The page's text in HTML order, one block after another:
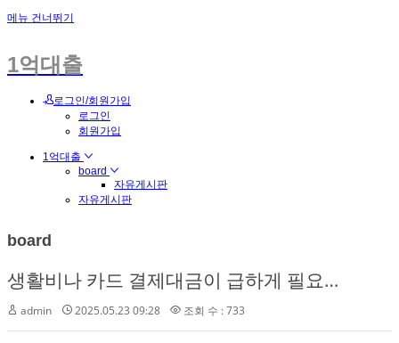
메뉴 건너뛰기
1억대출
로그인/회원가입
로그인
회원가입
1억대출
board
자유게시판
자유게시판
board
생활비나 카드 결제대금이 급하게 필요한 경우
admin 2025.05.23 09:28 조회 수 : 733